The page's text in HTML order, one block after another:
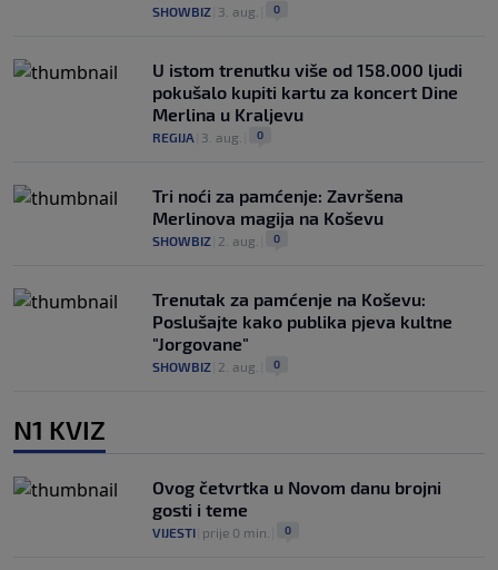
SHOWBIZ 3. aug. 0
U istom trenutku više od 158.000 ljudi
pokušalo kupiti kartu za koncert Dine
Merlina u Kraljevu
REGIJA 3. aug. 0
Tri noći za pamćenje: Završena
Merlinova magija na Koševu
SHOWBIZ 2. aug. 0
Trenutak za pamćenje na Koševu:
Poslušajte kako publika pjeva kultne
"Jorgovane"
SHOWBIZ 2. aug. 0
N1 KVIZ
Ovog četvrtka u Novom danu brojni
gosti i teme
VIJESTI prije 0 min. 0